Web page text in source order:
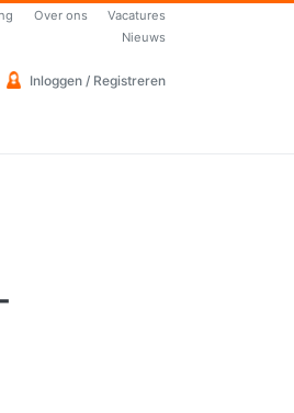
Over ons
Vacatures
Nieuws
Inloggen / Registreren